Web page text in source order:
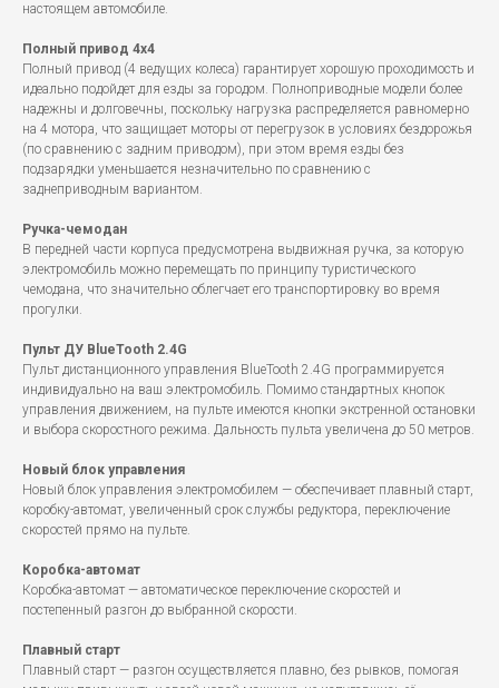
настоящем автомобиле.
Полный привод 4x4
Полный привод (4 ведущих колеса) гарантирует хорошую проходимость и
идеально подойдет для езды за городом. Полноприводные модели более
надежны и долговечны, поскольку нагрузка распределяется равномерно
на 4 мотора, что защищает моторы от перегрузок в условиях бездорожья
(по сравнению с задним приводом), при этом время езды без
подзарядки уменьшается незначительно по сравнению с
заднеприводным вариантом.
Ручка-чемодан
В передней части корпуса предусмотрена выдвижная ручка, за которую
электромобиль можно перемещать по принципу туристического
чемодана, что значительно облегчает его транспортировку во время
прогулки.
Пульт ДУ BlueTooth 2.4G
Пульт дистанционного управления BlueTooth 2.4G программируется
индивидуально на ваш электромобиль. Помимо стандартных кнопок
управления движением, на пульте имеются кнопки экстренной остановки
и выбора скоростного режима. Дальность пульта увеличена до 50 метров.
Новый блок управления
Новый блок управления электромобилем — обеспечивает плавный старт,
коробку-автомат, увеличенный срок службы редуктора, переключение
скоростей прямо на пульте.
Коробка-автомат
Коробка-автомат — автоматическое переключение скоростей и
постепенный разгон до выбранной скорости.
Плавный старт
Плавный старт — разгон осуществляется плавно, без рывков, помогая